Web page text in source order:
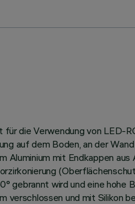
die Verwendung von
auf dem Boden, an der
mit Endkappen
gebrannt wird und eine
verschlossen und mit